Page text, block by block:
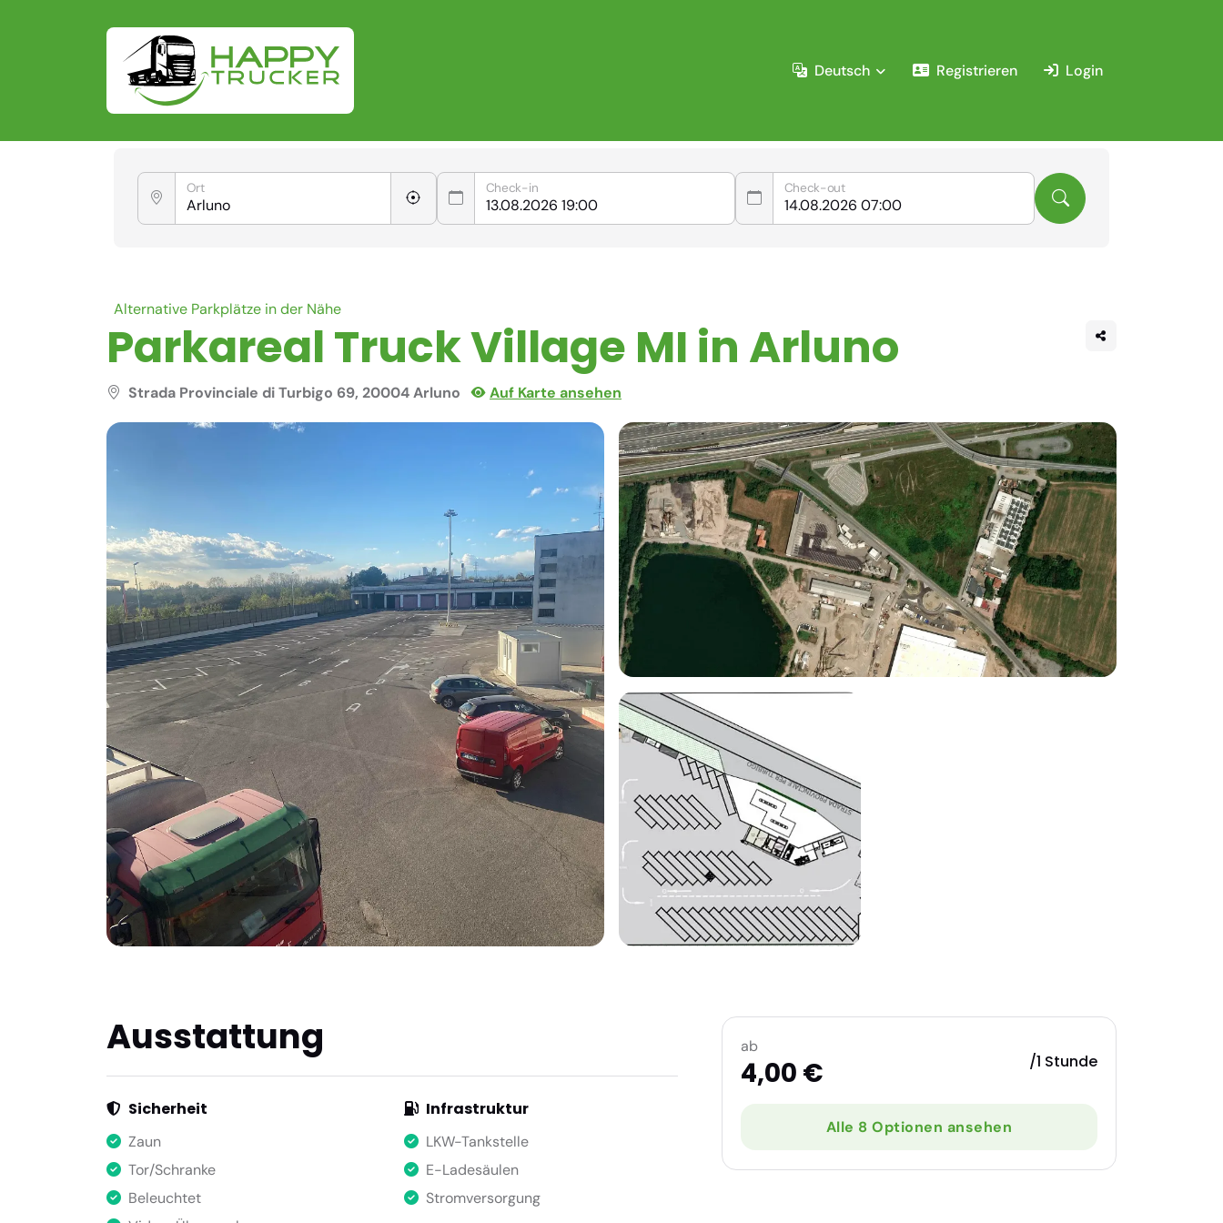
Deutsch Registrieren Login
Ort Check-in Check-out
Alternative Parkplätze in der Nähe
Parkareal Truck Village MI in Arluno
Strada Provinciale di Turbigo 69, 20004 Arluno Auf Karte ansehen
Ausstattung
Sicherheit
Zaun
Tor/Schranke
Beleuchtet
Infrastruktur
LKW-Tankstelle
E-Ladesäulen
Stromversorgung
ab
4,00 € /1 Stunde
Alle 8 Optionen ansehen